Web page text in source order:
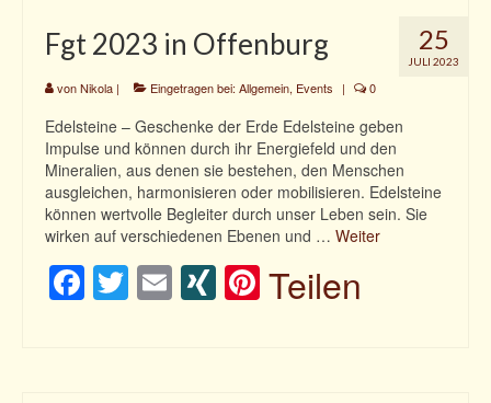
25
JULI 2023
Fgt 2023 in Offenburg
vonNikola | Eingetragen bei: Allgemein, Events | 0
Edelsteine – Geschenke der Erde Edelsteine geben
Impulse und können durch ihr Energiefeld und den
Mineralien, aus denen sie bestehen, den Menschen
ausgleichen, harmonisieren oder mobilisieren. Edelsteine
können wertvolle Begleiter durch unser Leben sein. Sie
wirken auf verschiedenen Ebenen und … Weiter
Facebook
Twitter
EmailXINGPinterest
Teilen